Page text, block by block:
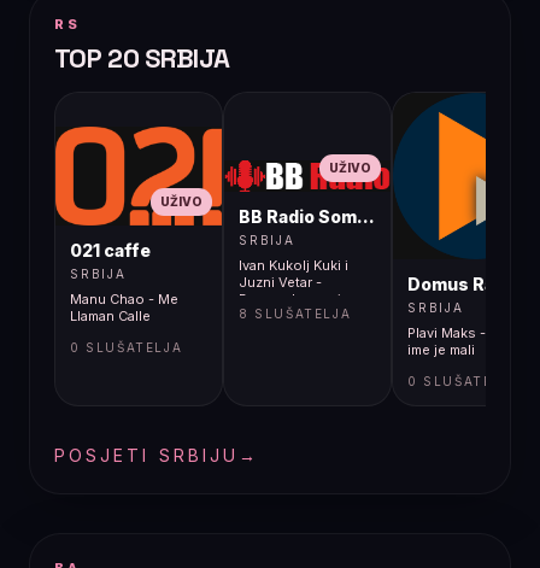
RS
TOP 20 SRBIJA
UŽIVO
021 caffe
SRBIJA
Manu Chao - Me
Llaman Calle
0 SLUŠATELJA
UŽIVO
BB Radio Sombor
SRBIJA
Ivan Kukolj Kuki i
Juzni Vetar -
Beograd u noci
(Audio 2007)
8 SLUŠATELJA
Domus Radio
SRBIJA
Plavi Maks - Moje
ime je mali
0 SLUŠATELJA
POSJETI SRBIJU →